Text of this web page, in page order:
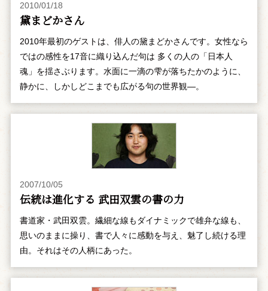
2010/01/18
黛まどかさん
2010年最初のゲストは、俳人の黛まどかさんです。女性なら
ではの感性を17音に織り込んだ句は 多くの人の「日本人
魂」を揺さぶります。水面に一滴の雫が落ちたかのように、
静かに、しかしどこまでも広がる句の世界観―。
2007/10/05
伝統は進化する 武田双雲の書の力
書道家・武田双雲。繊細な線もダイナミックで雄弁な線も、
思いのままに操り、書で人々に感動を与え、魅了し続ける理
由。それはその人柄にあった。